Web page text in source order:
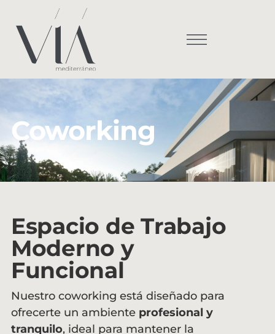
Coworking
Espacio de Trabajo
Moderno y
Funcional
Nuestro coworking está diseñado para
ofrecerte un ambiente profesional y
tranquilo, ideal para mantener la